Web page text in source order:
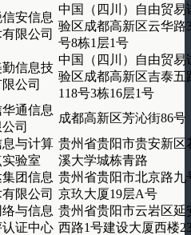
安信息
限公司
中国（四川）自由贸易
验区成都高新区云华路
号8栋1层1号
勤信息技
公司
中国（四川）自由贸易
验区成都高新区吉泰五
118号3栋16层1号
通信息
司
成都高新区芳沁街86号
与计算
验室
贵州省贵阳市贵安新区
溪大学城栋青路
团信息
限公司
贵州省贵阳市北京路九
京玖大厦19层A号
与信息
证中心
贵州省贵阳市云岩区延
西路1号建设大厦西楼